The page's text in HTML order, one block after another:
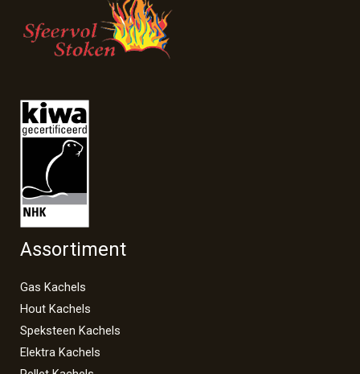
Assortiment
Gas Kachels
Hout Kachels
Speksteen Kachels
Elektra Kachels